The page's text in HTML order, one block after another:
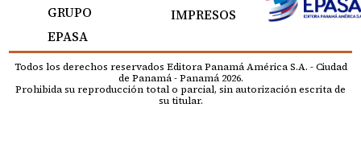
GRUPO
EPASA
IMPRESOS
Todos los derechos reservados Editora Panamá América S.A. - Ciudad
de Panamá - Panamá 2026.
Prohibida su reproducción total o parcial, sin autorización escrita de
su titular.